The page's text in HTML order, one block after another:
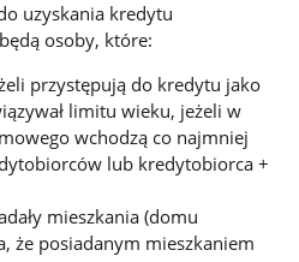
uzyskania kredytu
osoby, które:
przystępują do kredytu jako
limitu wieku, jeżeli w
wchodzą co najmniej
lub kredytobiorca +
mieszkania (domu
że posiadanym mieszkaniem